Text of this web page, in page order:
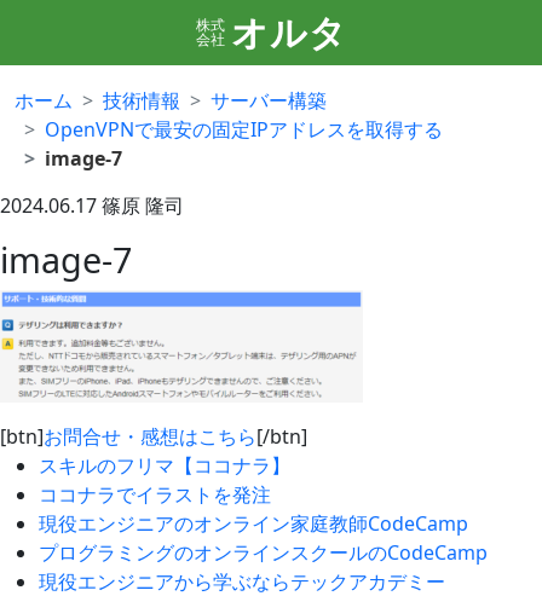
株式
会社 オルタ
ホーム 技術情報
サーバー構築
OpenVPNで最安の固定IPアドレスを取得する
image-7
2024.06.17篠原 隆司
image-7
[btn]お問合せ・感想はこちら[/btn]
スキルのフリマ【ココナラ】
ココナラでイラストを発注
現役エンジニアのオンライン家庭教師CodeCamp
プログラミングのオンラインスクールのCodeCamp
現役エンジニアから学ぶならテックアカデミー